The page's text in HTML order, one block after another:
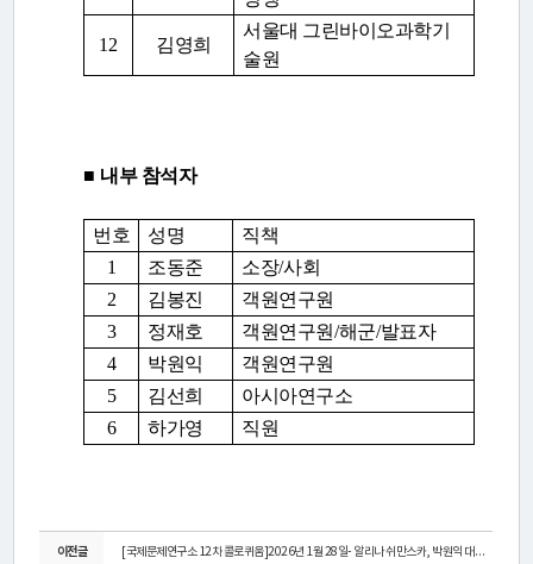
12 김영희
서울대 그린바이오과학기
술원
■ 내부 참석자
번호 성명
직책
1
조동준 소장/사회
2
김봉진
객원연구원
3
정재호 객원연구원/해군/발표자
4
박원익
객원연구원
5
김선희
아시아연구소
6
하가영 직원
이전글 [국제문제연구소 12차 콜로퀴움]2026년 1월 28일- 알리나 쉬만스카, 박원익 대령 ...